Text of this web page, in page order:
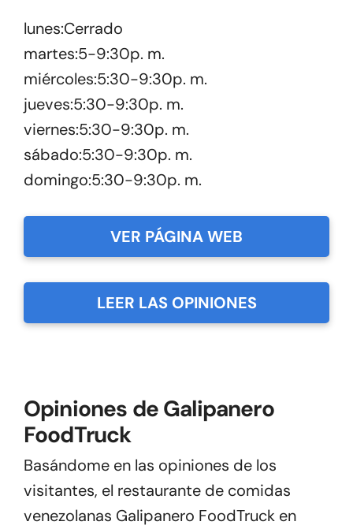
lunes:Cerrado
martes:5-9:30p. m.
miércoles:5:30-9:30p. m.
jueves:5:30-9:30p. m.
viernes:5:30-9:30p. m.
sábado:5:30-9:30p. m.
domingo:5:30-9:30p. m.
VER PÁGINA WEB
LEER LAS OPINIONES
Opiniones de Galipanero
FoodTruck
Basándome en las opiniones de los
visitantes, el restaurante de comidas
venezolanas Galipanero FoodTruck en